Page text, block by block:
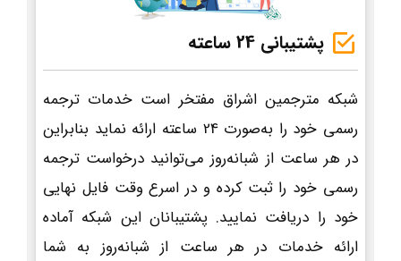
پشتیبانی 24 ساعته
شبکه مترجمین اشراق مفتخر است خدمات ترجمه
رسمی خود را به‌صورت 24 ساعته ارائه نماید بنابراین
در هر ساعت از شبانه‌روز می‌توانید درخواست ترجمه
رسمی خود را ثبت کرده و در اسرع وقت فایل نهایی
خود را دریافت نمایید. پشتیبانان این شبکه آماده
ارائه خدمات در هر ساعت از شبانه‌روز به شما